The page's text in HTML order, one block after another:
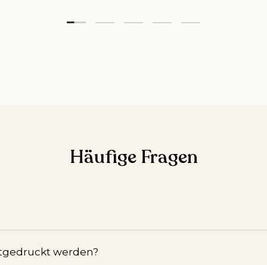
Häufige Fragen
werden?